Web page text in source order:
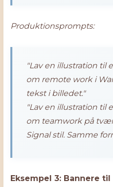
Produktionsprompts:
"Lav en illustration til
om remote work i
tekst i billedet."
"Lav en illustration til
om teamwork på
Signal stil. Samme
Eksempel 3: Bannere